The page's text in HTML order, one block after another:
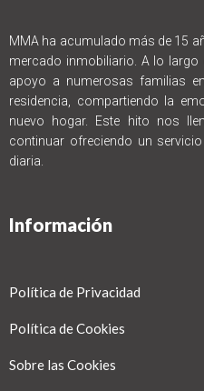
MMA ha acumulado más de 15
mercado inmobiliario. A lo largo
apoyo a numerosas familias
residencia, compartiendo la
nuevo hogar. Este hito nos
continuar ofreciendo un
diaria.
Información
Política de Privacidad
Política de Cookies
Sobre las Cookies